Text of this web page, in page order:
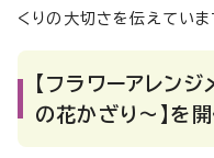
くりの大切さを伝えていま
【フラワーアレン
の花かざり～】を